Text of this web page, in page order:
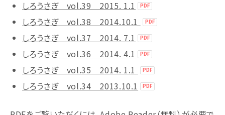
しろうさぎ vol.39 2015. 1.1
しろうさぎ vol.38 2014.10.1
しろうさぎ vol.37 2014. 7.1
しろうさぎ vol.36 2014. 4.1
しろうさぎ vol.35 2014. 1.1
しろうさぎ vol.34 2013.10.1